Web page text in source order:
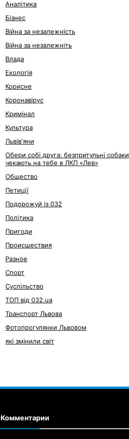
Аналітика
Бізнес
Війна за незалежність
Війна за незалежніть
Влада
Екологія
Корисне
Коронавірус
Кримінал
Культура
Львівʼяни
Обери собі друга: безпритульні собаки
чекають на тебе в ЛКП «Лев»
Общество
Петиції
Подорожуй із 032
Політика
Пригоди
Происшествия
Разное
Спорт
Суспільство
ТОП від 032.ua
Транспорт Львова
Фотопрогулянки Львовом
які змінили світ
Комментарии